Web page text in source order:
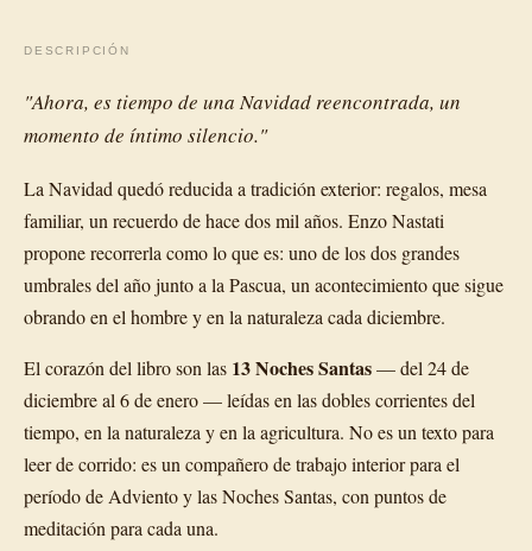
DESCRIPCIÓN
"Ahora, es tiempo de una Navidad reencontrada, un
momento de íntimo silencio."
La Navidad quedó reducida a tradición exterior: regalos, mesa
familiar, un recuerdo de hace dos mil años. Enzo Nastati
propone recorrerla como lo que es: uno de los dos grandes
umbrales del año junto a la Pascua, un acontecimiento que sigue
obrando en el hombre y en la naturaleza cada diciembre.
El corazón del libro son las 13 Noches Santas— del 24 de
diciembre al 6 de enero — leídas en las dobles corrientes del
tiempo, en la naturaleza y en la agricultura. No es un texto para
leer de corrido: es un compañero de trabajo interior para el
período de Adviento y las Noches Santas, con puntos de
meditación para cada una.